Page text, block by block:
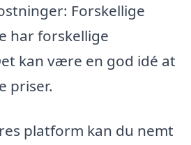
Forskellige
har forskellige
kan være en god idé at
priser.
platform kan du nemt